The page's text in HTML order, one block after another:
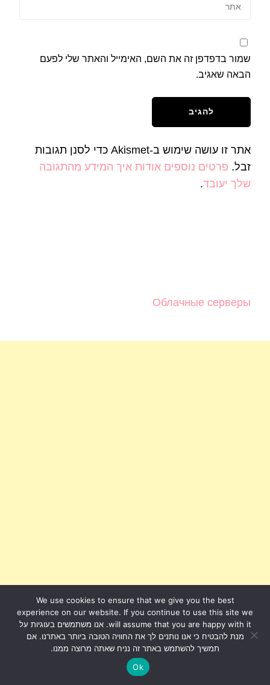
שמור בדפדפן זה את השם, האימייל והאתר שלי לפעם
הבאה שאגיב.
אתר זו עושה שימוש ב-Akismet כדי לסנן תגובות
זבל. פרטים נוספים אודות איך המידע מהתגובה
שלך יעובד.
Облачные серверы
We use cookies to ensure that we give you the best
experience on our website. If you continue to use this site we
will assume that you are happy with it. אנו משתמשים בעוגיות על
מנת להבטיח כי אנו נותנים לך את החוויה הטובה ביותר באתרנו. אם
תמשיך להשתמש באתר זה נניח שאתה מרוצה ממנו.
Ok